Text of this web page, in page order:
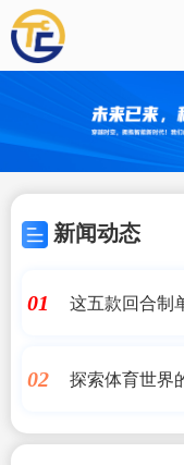
新闻动态
01 这五款回合制
02
探索体育世界